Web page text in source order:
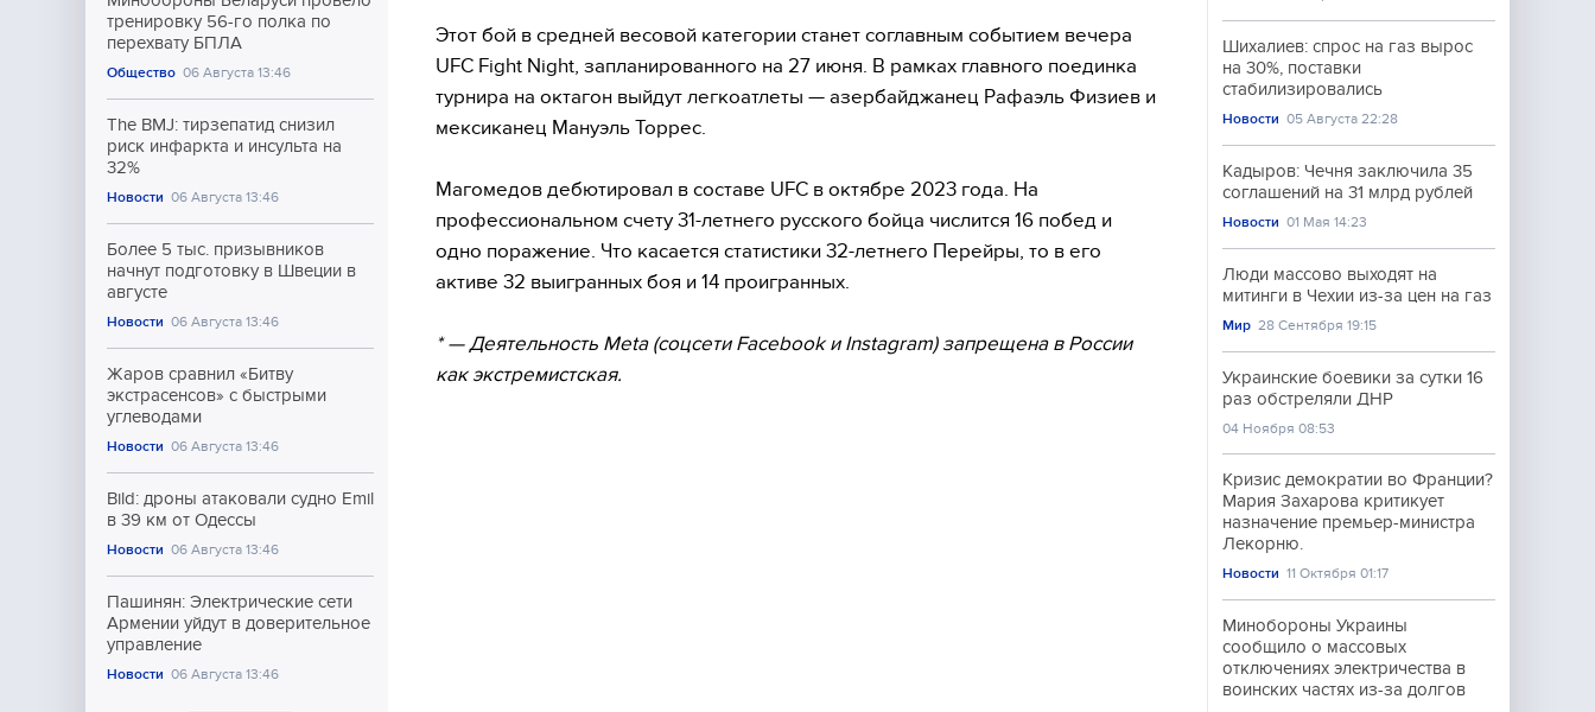
тренировку 56-го полка по
перехвату БПЛА
Общество 06 Августа 13:46
The BMJ: тирзепатид снизил
риск инфаркта и инсульта на
32%
Новости 06 Августа 13:46
Более 5 тыс. призывников
начнут подготовку в Швеции в
августе
Новости 06 Августа 13:46
Жаров сравнил «Битву
экстрасенсов» с быстрыми
углеводами
Новости 06 Августа 13:46
Bild: дроны атаковали судно Emil
в 39 км от Одессы
Новости 06 Августа 13:46
Пашинян: Электрические сети
Армении уйдут в доверительное
управление
Новости 06 Августа 13:46
Этот бой в средней весовой категории станет соглавным событием вечера
UFC Fight Night, запланированного на 27 июня. В рамках главного поединка
турнира на октагон выйдут легкоатлеты — азербайджанец Рафаэль Физиев и
мексиканец Мануэль Торрес.
Магомедов дебютировал в составе UFC в октябре 2023 года. На
профессиональном счету 31-летнего русского бойца числится 16 побед и
одно поражение. Что касается статистики 32-летнего Перейры, то в его
активе 32 выигранных боя и 14 проигранных.
* — Деятельность Meta (соцсети Facebook и Instagram) запрещена в России
как экстремистская.
Шихалиев: спрос на газ вырос
на 30%, поставки
стабилизировались
Новости 05 Августа 22:28
Кадыров: Чечня заключила 35
соглашений на 31 млрд рублей
Новости 01 Мая 14:23
Люди массово выходят на
митинги в Чехии из-за цен на газ
Мир 28 Сентября 19:15
Украинские боевики за сутки 16
раз обстреляли ДНР
04 Ноября 08:53
Кризис демократии во Франции?
Мария Захарова критикует
назначение премьер-министра
Лекорню.
Новости 11 Октября 01:17
Минобороны Украины
сообщило о массовых
отключениях электричества в
воинских частях из-за долгов